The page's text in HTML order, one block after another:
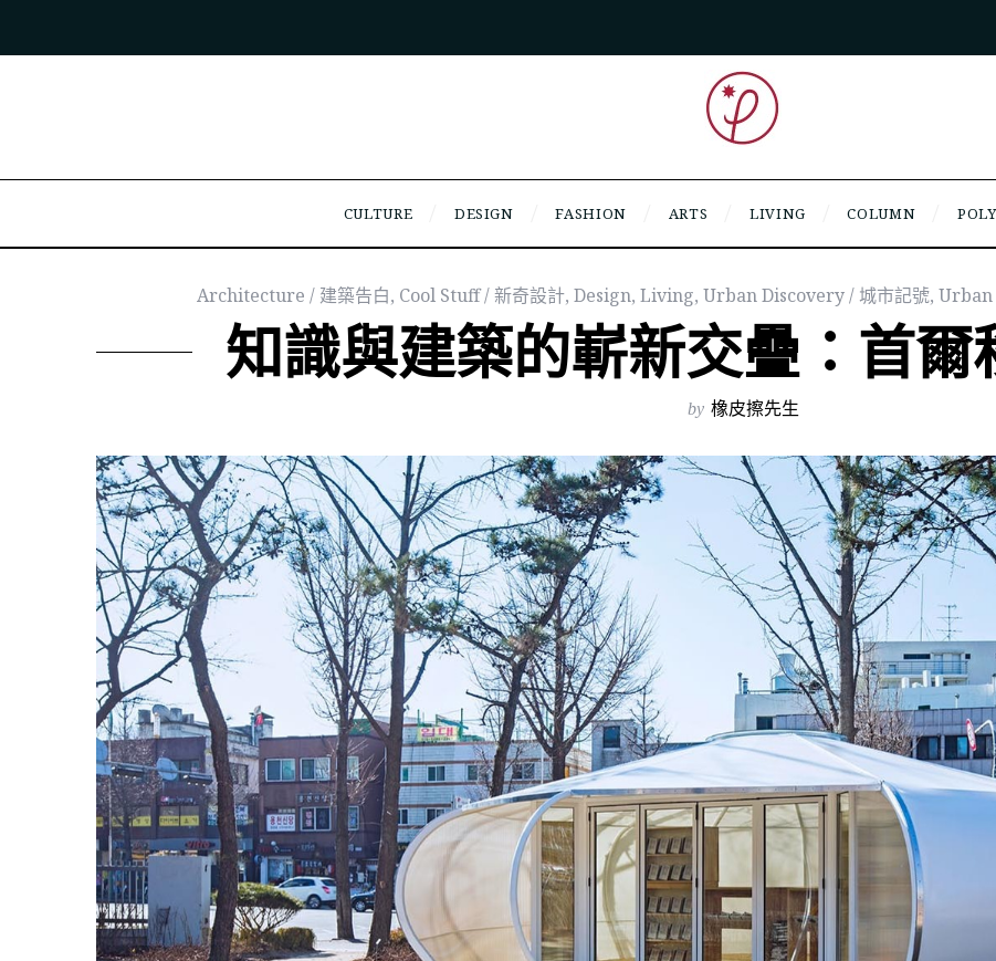
CULTURE DESIGN FASHION ARTS LIVING COLUMN
Architecture / 建築告白, Cool Stuff / 新奇設計, Design, Living, Urban Discovery / 城市記號, Urban
知識與建築的嶄新交疊：首爾
by 橡皮擦先生